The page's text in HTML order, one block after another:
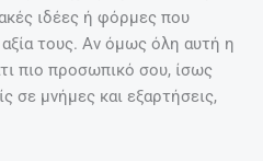
ιδέες ή φόρμες που
τους. Αν όμως όλη αυτή η
πιο προσωπικό σου, ίσως
σε μνήμες και εξαρτήσεις,